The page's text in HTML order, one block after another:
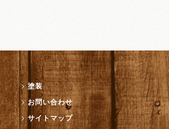
塗装
お問い合わせ
サイトマップ